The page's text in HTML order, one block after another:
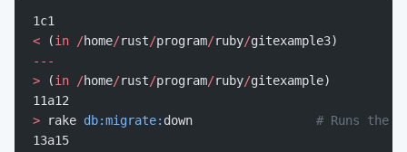
1c1
< (in /home/rust/program/ruby/gitexample3)
---
> (in /home/rust/program/ruby/gitexample)
11a12
> rake db:migrate: down # Runs the
13a15